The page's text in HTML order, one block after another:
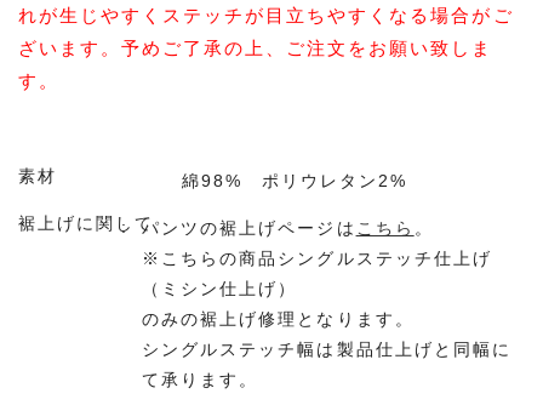
れが生じやすくステッチが目立ちやすくなる場合がご
ざいます。予めご了承の上、ご注文をお願い致しま
す。
素材 綿98% ポリウレタン2%
裾上げに関してパンツの裾上げページは こちら 。
※こちらの商品シングルステッチ仕上げ
（ミシン仕上げ）
のみの裾上げ修理となります。
シングルステッチ幅は製品仕上げと同幅に
て承ります。